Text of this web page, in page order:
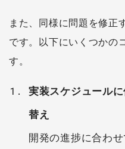
また、同様に問題を修正
です。以下にいくつかの
す。
実装スケジュール
替え
開発の進捗に合わ